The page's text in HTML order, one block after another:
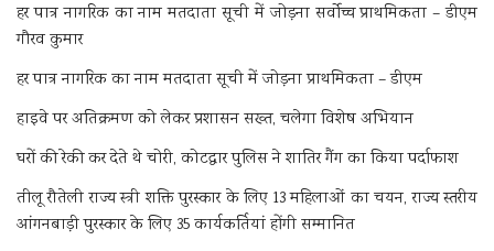
हर पात्र नागरिक का नाम मतदाता सूची में जोड़ना सर्वोच्च प्राथमिकता – डीएम
गौरव कुमार
हर पात्र नागरिक का नाम मतदाता सूची में जोड़ना प्राथमिकता – डीएम
हाइवे पर अतिक्रमण को लेकर प्रशासन सख्त, चलेगा विशेष अभियान
घरों की रेकी कर देते थे चोरी, कोटद्वार पुलिस ने शातिर गैंग का किया पर्दाफाश
तीलू रौतेली राज्य स्त्री शक्ति पुरस्कार के लिए 13 महिलाओं का चयन, राज्य स्तरीय
आंगनबाड़ी पुरस्कार के लिए 35 कार्यकर्तियां होंगी सम्मानित